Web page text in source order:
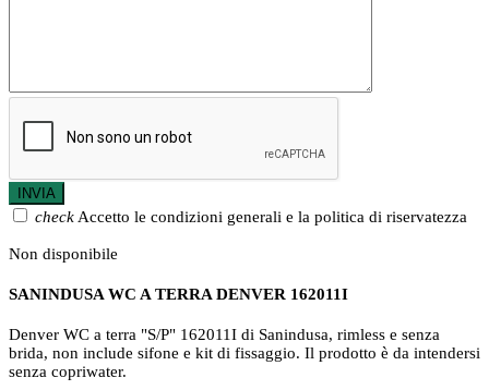
check Accetto le condizioni generali e la politica di riservatezza
Non disponibile
SANINDUSA WC A TERRA DENVER 162011I
Denver WC a terra "S/P" 162011I di Sanindusa, rimless e senza
brida, non include sifone e kit di fissaggio. Il prodotto è da intendersi
senza copriwater.